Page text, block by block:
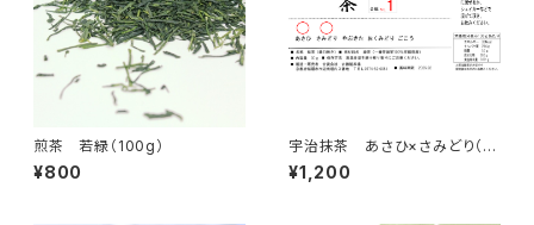
煎茶 若緑（100g）
¥800
宇治抹茶 あさひ×さみどり（3
0ｇ）抹茶100％（国産100％・無
添加・無香料・無着色）（製菓・抹
¥1,200